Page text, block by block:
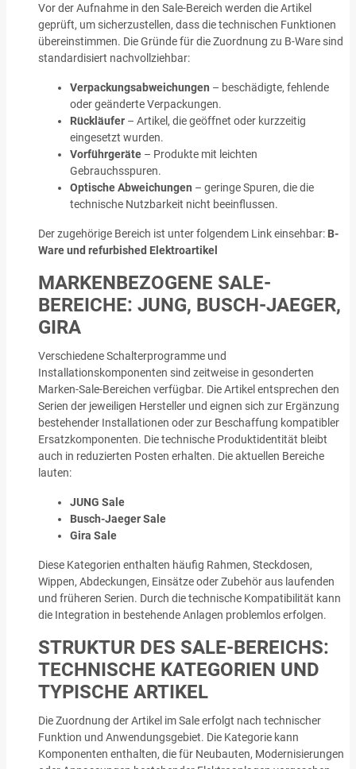
Vor der Aufnahme in den Sale-Bereich werden die Artikel
geprüft, um sicherzustellen, dass die technischen Funktionen
übereinstimmen. Die Gründe für die Zuordnung zu B-Ware sind
standardisiert nachvollziehbar:
Verpackungsabweichungen – beschädigte, fehlende
oder geänderte Verpackungen.
Rückläufer – Artikel, die geöffnet oder kurzzeitig
eingesetzt wurden.
Vorführgeräte – Produkte mit leichten
Gebrauchsspuren.
Optische Abweichungen – geringe Spuren, die die
technische Nutzbarkeit nicht beeinflussen.
Der zugehörige Bereich ist unter folgendem Link einsehbar: B-
Ware und refurbished Elektroartikel
MARKENBEZOGENE SALE-
BEREICHE: JUNG, BUSCH-JAEGER,
GIRA
Verschiedene Schalterprogramme und
Installationskomponenten sind zeitweise in gesonderten
Marken-Sale-Bereichen verfügbar. Die Artikel entsprechen den
Serien der jeweiligen Hersteller und eignen sich zur Ergänzung
bestehender Installationen oder zur Beschaffung kompatibler
Ersatzkomponenten. Die technische Produktidentität bleibt
auch in reduzierten Posten erhalten. Die aktuellen Bereiche
lauten:
JUNG Sale
Busch-Jaeger Sale
Gira Sale
Diese Kategorien enthalten häufig Rahmen, Steckdosen,
Wippen, Abdeckungen, Einsätze oder Zubehör aus laufenden
und früheren Serien. Durch die technische Kompatibilität kann
die Integration in bestehende Anlagen problemlos erfolgen.
STRUKTUR DES SALE-BEREICHS:
TECHNISCHE KATEGORIEN UND
TYPISCHE ARTIKEL
Die Zuordnung der Artikel im Sale erfolgt nach technischer
Funktion und Anwendungsgebiet. Die Kategorie kann
Komponenten enthalten, die für Neubauten, Modernisierungen